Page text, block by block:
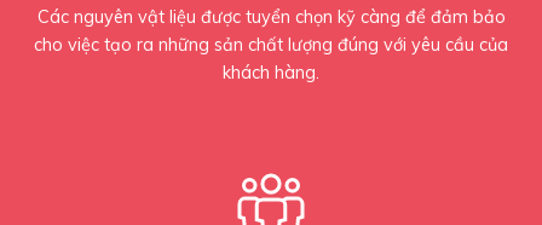
Các nguyên vật liệu được tuyển chọn kỹ càng để đảm bảo
cho việc tạo ra những sản chất lượng đúng với yêu cầu của
khách hàng.